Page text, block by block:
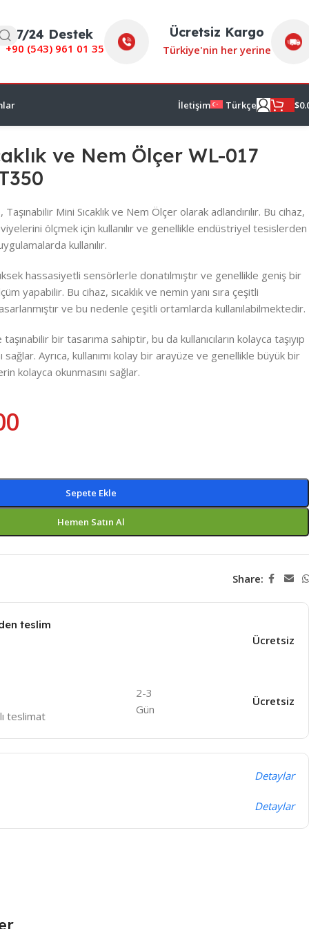
7/24 Destek
+90 (543) 961 01 35
Ücretsiz Kargo
Türkiye'nin her yerine
İletişim Türkçe $
ve Nem Ölçer WL-017
Mini Sıcaklık ve Nem Ölçer olarak adlandırılır. Bu cihaz,
ölçmek için kullanılır ve genellikle endüstriyel tesislerden
kullanılır.
hassasiyetli sensörlerle donatılmıştır ve genellikle geniş bir
yapabilir. Bu cihaz, sıcaklık ve nemin yanı sıra çeşitli
ve bu nedenle çeşitli ortamlarda kullanılabilmektedir.
bir tasarıma sahiptir, bu da kullanıcıların kolayca taşıyıp
sağlar. Ayrıca, kullanımı kolay bir arayüze ve genellikle büyük bir
kolayca okunmasını sağlar.
Sepete Ekle
Hemen Satın Al
Share:
teslim
Ücretsiz
teslimat
2-3
Gün
Ücretsiz
Detaylar
Detaylar